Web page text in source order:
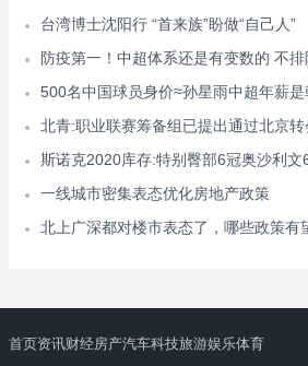
台湾博士沈阳行 “首来族”盼做“自己人”
防疫第一！中超体系还是有变数的 不
500名中国球员身价≈孙星雨中超年薪
北青:职业联赛筹备组已提出通过北京
斯诺克2020库存:特别臀部6冠奥沙利文
一线城市密集表态优化房地产政策
北上广深都对楼市表态了，哪些政策有
首页资讯财经房产汽车科技旅游娱乐体育